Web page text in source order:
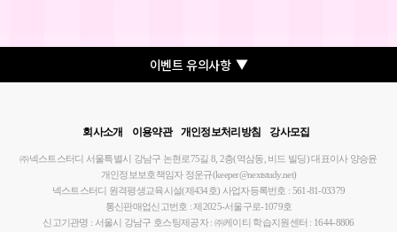
이벤트 유의사항 ▼
회사소개 이용약관 개인정보처리방침 강사모집
㈜넥스트스터디 서울특별시 강남구 논현로75길 8, 2층(역삼동, 비드 빌딩)대표이사 양승윤
개인정보보호책임자 정운규(keeper@nextstudy.net)
넥스트스터디 원격평생교육시설(제434호) 사업자등록번호 : 561-81-03379
통신판매업신고번호 : 제2025-서울구로-1079호
신고기관명 : 서울시 강남구 호스팅제공자 : ㈜케이티 학습지원센터 : 1644-8806